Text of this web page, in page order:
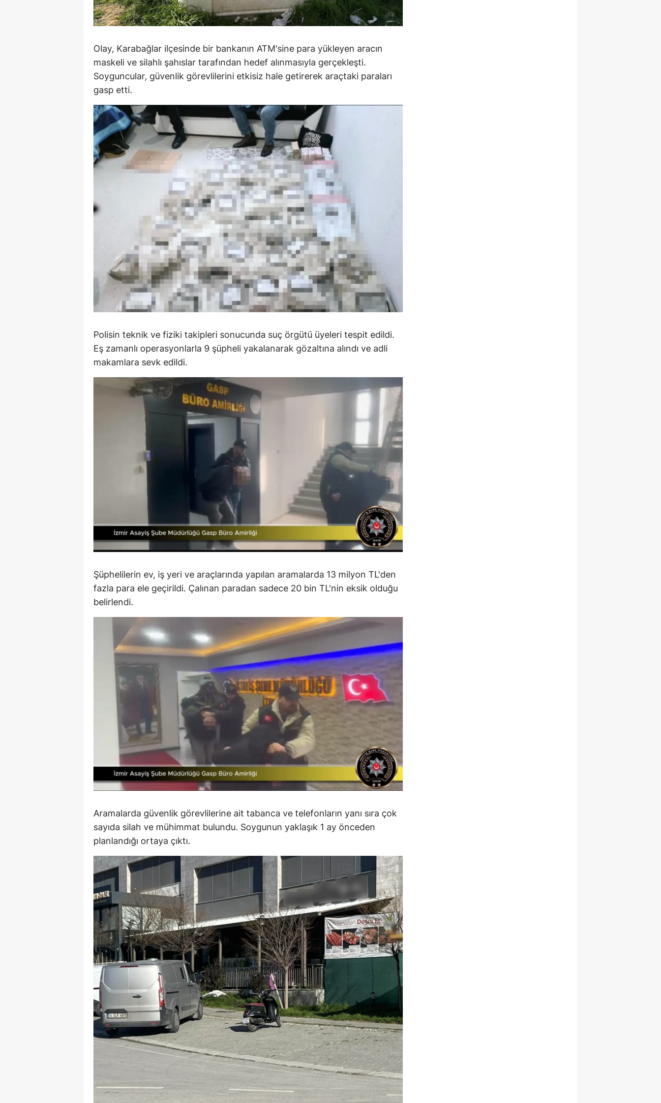
Mersin
İzmir
Kars
Kayseri
Kırklareli
Kırşehir
Kocaeli
Konya
Kütahya
Malatya
Manisa
Kahramanmaraş
Mardin
Muş
Nevşehir
Niğde
Ordu
Rize
Samsun
Sinop
Sivas
Tekirdağ
Trabzon
Şanlıurfa
Uşak
Yozgat
Zonguldak
Aksaray
Kırıkkale
Ardahan
Yalova
Karabük
Kilis
Osmaniye
Düzce
Olay, Karabağlar ilçesinde bir bankanın ATM'sine para yükleyen aracın
maskeli ve silahlı şahıslar tarafından hedef alınmasıyla gerçekleşti.
Soyguncular, güvenlik görevlilerini etkisiz hale getirerek araçtaki paraları
gasp etti.
Polisin teknik ve fiziki takipleri sonucunda suç örgütü üyeleri tespit edildi.
Eş zamanlı operasyonlarla 9 şüpheli yakalanarak gözaltına alındı ve adli
makamlara sevk edildi.
Şüphelilerin ev, iş yeri ve araçlarında yapılan aramalarda 13 milyon TL'den
fazla para ele geçirildi. Çalınan paradan sadece 20 bin TL'nin eksik olduğu
belirlendi.
Aramalarda güvenlik görevlilerine ait tabanca ve telefonların yanı sıra çok
sayıda silah ve mühimmat bulundu. Soygunun yaklaşık 1 ay önceden
planlandığı ortaya çıktı.